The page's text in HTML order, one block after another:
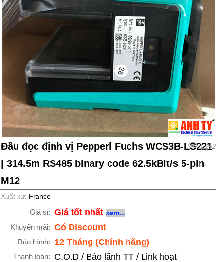
Đầu đọc định vị Pepperl Fuchs WCS3B-LS221
| 314.5m RS485 binary code 62.5kBit/s 5-pin
M12
1,252
Xuất xứ: France
Giá sỉ: Giá tốt nhất xem...
Khuyến mãi: Có Discount
Bảo hành: 12 Tháng (Chính hãng)
Thanh toán: C.O.D / Bảo lãnh TT / Link hoạt